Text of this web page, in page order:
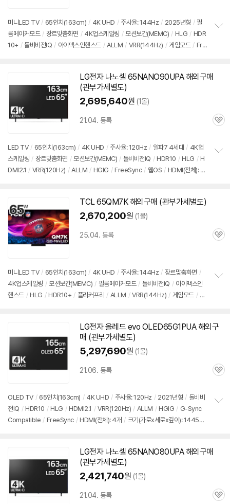
미니LED TV / 65인치 (163cm) / 4K UHD / 주사율: 144Hz / 2025년형 / 필
름메이커모드 / 장르맞춤화면 / 4K업스케일링 / 모션보간(MEMC) / HLG / HDR
10+ / 돌비비전IQ / 아이맥스인핸스드 / ALLM / VRR(144Hz) / 게임모드 / Fre
LG전자 나노셀 65NANO90UPA 해외 구매
(관부가세별도)
2,695,640원 (1몰)
21.04. 등록
관
LED TV / 65인치 (163cm) / 4K UHD / 주사율: 120Hz / 알파7 4세대 / 4K업
스케일링 / 장르맞춤화면 / 모션보간(MEMC) / 돌비비전IQ / HDR10 / HLG / H
DMI2.1 / VRR(120Hz) / ALLM / HGIG / FreeSync / 웹OS / HDMI(전체): 4
TCL 65QM7K 해외 구매 (관부가세별도)
2,670,200원 (1몰)
25.04. 등록
관
미니LED TV / 65인치 (163cm) / 4K UHD / 주사율: 144Hz / 장르맞춤화면 /
4K업스케일링 / 모션보간(MEMC) / 필름메이커모드 / 돌비비전IQ / 아이맥스인
핸스드 / HLG / HDR10+ / 플리커프리 / ALLM / VRR(144Hz) / 게임모드 / H
LG전자 올레드 evo OLED65G1PUA 해외 구
매 (관부가세별도)
5,297,690원 (1몰)
21.06. 등록
관
OLED TV / 65인치 (163cm) / 4K UHD / 주사율: 120Hz / 2021년형 / 돌비비
전IQ / HDR10 / HLG / HDMI2.1 / VRR(120Hz) / ALLM / HGIG / G-Sync
Compatible / FreeSync / HDMI(전체): 4개 / 크기(가로x세로x깊이): 1445x8
LG전자 나노셀 65NANO80UPA 해외 구매
(관부가세별도)
2,421,740원 (1몰)
21.04. 등록
관